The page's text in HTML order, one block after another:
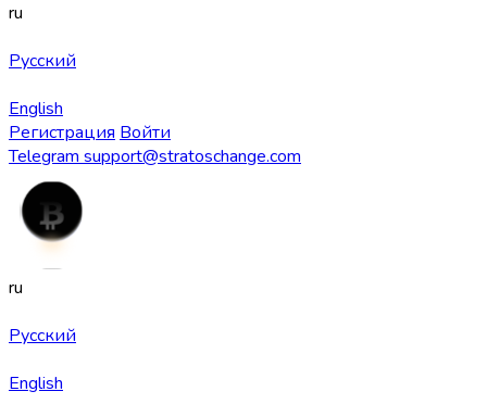
ru
Русский
English
Регистрация Войти
Telegram support@stratoschange.com
ru
Русский
English